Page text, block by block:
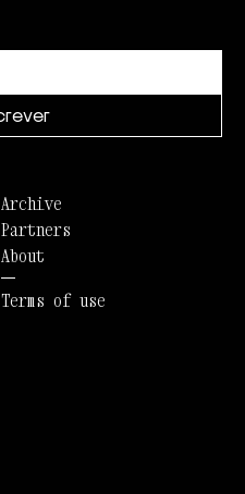
Archive
Partners
About
Terms of use